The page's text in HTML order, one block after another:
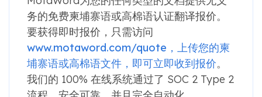
务的免费柬埔寨语或高棉语认证翻译报价。
要获得即时报价，只需访问
www.motaword.com/quote，上传您的柬
埔寨语或高棉语文件，即可立即收到报价。
我们的 100% 在线系统通过了 SOC 2 Type 2